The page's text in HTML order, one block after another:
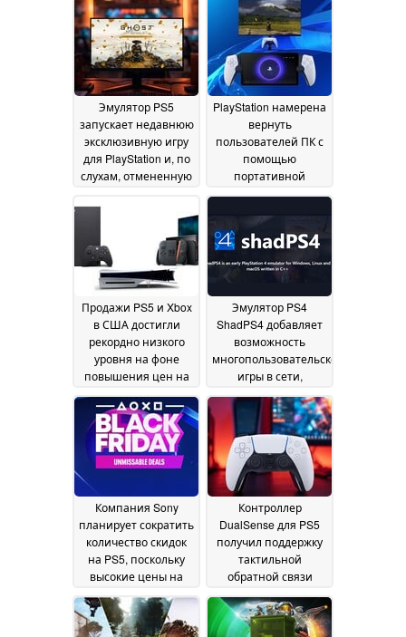
Эмулятор PS5
запускает недавнюю
эксклюзивную игру
для PlayStation и, по
слухам, отмененную
PlayStation намерена
вернуть
пользователей ПК с
помощью
портативной
June 2026
Продажи PS5 и Xbox
в США достигли
рекордно низкого
уровня на фоне
повышения цен на
укрепила свои
позиции29 June 2026
Эмулятор PS4
ShadPS4 добавляет
возможность
многопользовательской
игры в сети,
обойти PSN27 June
2026
Компания Sony
планирует сократить
количество скидок
на PS5, поскольку
высокие цены на
нет прибыль от
продаж консолей20
Контроллер
DualSense для PS5
получил поддержку
тактильной
обратной связи
ПК, сократив
отставание от Xbox